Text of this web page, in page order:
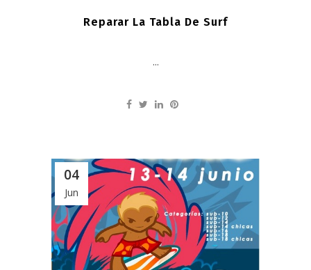
Reparar La Tabla De Surf
...
04
Jun